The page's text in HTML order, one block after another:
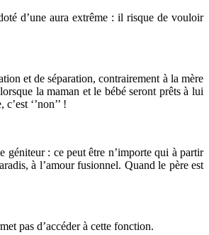
d’une aura extrême : il risque de vouloir
et de séparation, contrairement à la mère
la maman et le bébé seront prêts à lui
‘’non’’ !
géniteur : ce peut être n’importe qui à partir
à l’amour fusionnel. Quand le père est
pas d’accéder à cette fonction.